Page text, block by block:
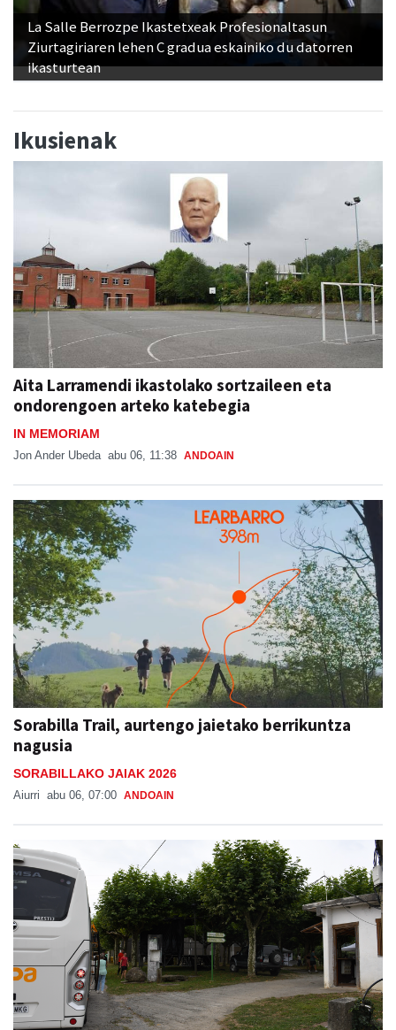
La Salle Berrozpe Ikastetxeak Profesionaltasun
Ziurtagiriaren lehen C gradua eskainiko du datorren
ikasturtean
Ikusienak
Aita Larramendi ikastolako sortzaileen eta
ondorengoen arteko katebegia
IN MEMORIAM
Jon Ander Ubeda abu 06, 11:38 ANDOAIN
Sorabilla Trail, aurtengo jaietako berrikuntza
nagusia
SORABILLAKO JAIAK 2026
Aiurri abu 06, 07:00 ANDOAIN